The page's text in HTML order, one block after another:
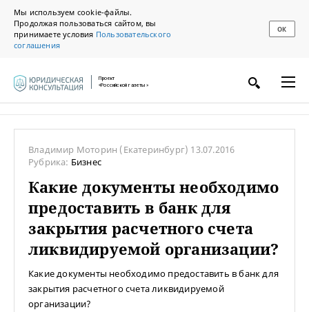
Мы используем cookie-файлы.
Продолжая пользоваться сайтом, вы
принимаете условия Пользовательского
соглашения
ОК
Проект
«Российской газеты»
Владимир Моторин (Екатеринбург) 13.07.2016
Рубрика: Бизнес
Какие документы необходимо
предоставить в банк для
закрытия расчетного счета
ликвидируемой организации?
Какие документы необходимо предоставить в банк для
закрытия расчетного счета ликвидируемой
организации?